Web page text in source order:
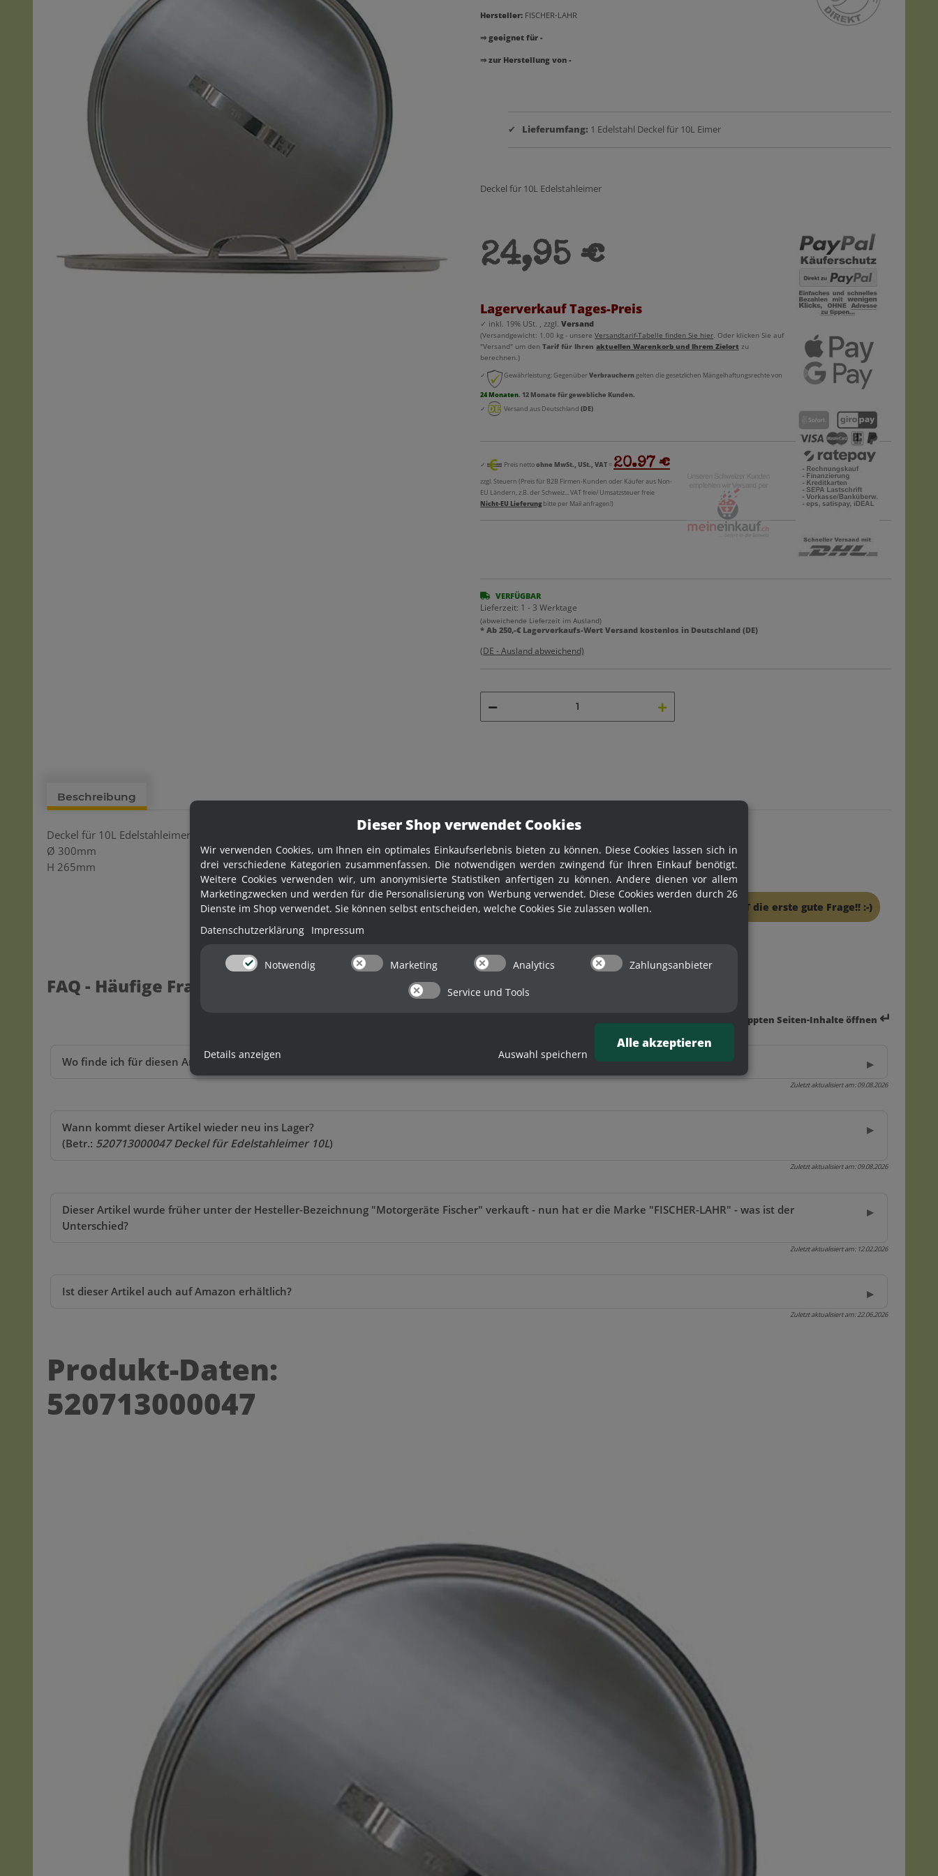
Hersteller: FISCHER-LAHR
⇒ geeignet für -
⇒ zur Herstellung von -
✔ Lieferumfang: 1 Edelstahl Deckel für 10L Eimer
Deckel für 10L Edelstahleimer
24,95 €
Lagerverkauf Tages-Preis
✓ inkl. 19% USt. , zzgl. Versand
(Versandgewicht: 1,00 kg - unsere Versandtarif-Tabelle finden Sie hier. Oder klicken Sie auf
"Versand" um den Tarif für Ihren aktuellen Warenkorb und Ihrem Zielort zu
berechnen.)
✓ Gewährleistung: GegenüberVerbraucherngelten die gesetzlichen Mängelhaftungsrechte von
24 Monaten. 12 Monate für gewebliche Kunden.
✓
Versand aus Deutschland (DE)
✓ Preis nettoohne MwSt., USt., VAT = 20.97 €
zzgl. Steuern (Preis für B2B Firmen-Kunden oder Käufer aus Non-
EU Ländern, z.B. der Schweiz... VAT freie/ Umsatzsteuer freie
Nicht-EU Lieferung bitte per Mail anfragen!)
VERFÜGBAR
Lieferzeit: 1 - 3 Werktage
(abweichende Lieferzeit im Ausland)
* Ab 250,-€ Lagerverkaufs-Wert Versand kostenlos in Deutschland (DE)
(DE - Ausland abweichend)
Beschreibung
Deckel für 10L Edelstahleimer
Ø 300mm
H 265mm
Bisher gibt es keine Frage zu diesem Produkt. Stell JETZT die erste gute Frage!! :-)
FAQ - Häufige Fragen / Antworten hierzu:
Alle eingeklappten Seiten-Inhalte öffnen ↵
Wo finde ich für diesen Artikel (Art.-Nr.: 520713000047 ) eine Bedienungsanleitung oder CE-Erklärung?
Zuletzt aktualisiert am:09.08.2026
Wann kommt dieser Artikel wieder neu ins Lager?
(Betr.: 520713000047 Deckel für Edelstahleimer 10L)
Zuletzt aktualisiert am:09.08.2026
Dieser Artikel wurde früher unter der Hesteller-Bezeichnung "Motorgeräte Fischer" verkauft - nun hat er die Marke "FISCHER-LAHR" - was ist der
Unterschied?
Zuletzt aktualisiert am: 12.02.2026
Ist dieser Artikel auch auf Amazon erhältlich?
Zuletzt aktualisiert am:22.06.2026
Produkt-Daten:
520713000047
Dieser Shop verwendet Cookies
Wir verwenden Cookies, um Ihnen ein optimales Einkaufserlebnis bieten zu können. Diese Cookies lassen sich in
drei verschiedene Kategorien zusammenfassen. Die notwendigen werden zwingend für Ihren Einkauf benötigt.
Weitere Cookies verwenden wir, um anonymisierte Statistiken anfertigen zu können. Andere dienen vor allem
Marketingzwecken und werden für die Personalisierung von Werbung verwendet. Diese Cookies werden durch 26
Dienste im Shop verwendet. Sie können selbst entscheiden, welche Cookies Sie zulassen wollen.
Datenschutzerklärung Impressum
Notwendig Marketing Analytics Zahlungsanbieter
Service und Tools
Details anzeigen Auswahl speichern
Alle akzeptieren